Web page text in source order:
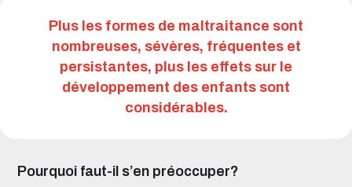
Plus les formes de maltraitance sont
nombreuses, sévères, fréquentes et
persistantes, plus les effets sur le
développement des enfants sont
considérables.
Pourquoi faut-il s’en préoccuper?